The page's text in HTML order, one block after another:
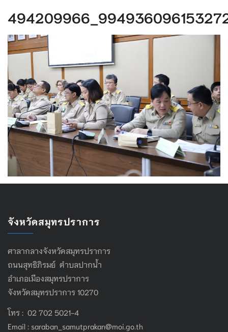
จังหวัดสมุทรปราการ
ศาลากลางจังหวัดสมุทรปราการ
ถนนสุทธิภิรมย์ ตำบลปากน้ำ
อำเภอเมืองสมุทรปราการ
จังหวัดสมุทรปราการ 10270
โทร : 02 702 5021-4
Email : saraban_samutprakan@moi.go.th